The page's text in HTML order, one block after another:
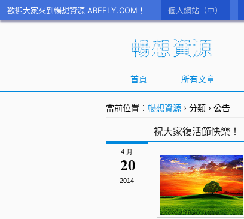
歡迎大家來到暢想資源 AREFLY.COM！ 個人網站（中）
首頁 所有文章
當前位置： 暢想資源 › 分類 › 公告
祝大家復活節快樂！
4 月
20
2014